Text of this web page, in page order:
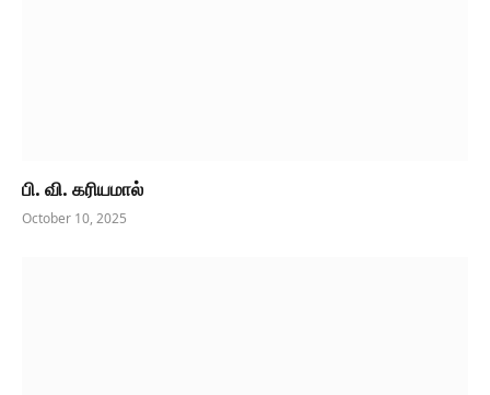
பி. வி. கரியமால்
October 10, 2025